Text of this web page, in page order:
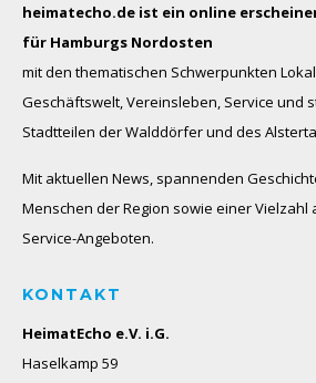
heimatecho.de ist ein online
für Hamburgs Nordosten
mit den thematischen Schwerpunkten
Geschäftswelt, Vereinsleben, Service und
Stadtteilen der Walddörfer und des
Mit aktuellen News, spannenden
Menschen der Region sowie einer
Service-Angeboten.
KONTAKT
HeimatEcho e.V. i.G.
Haselkamp 59